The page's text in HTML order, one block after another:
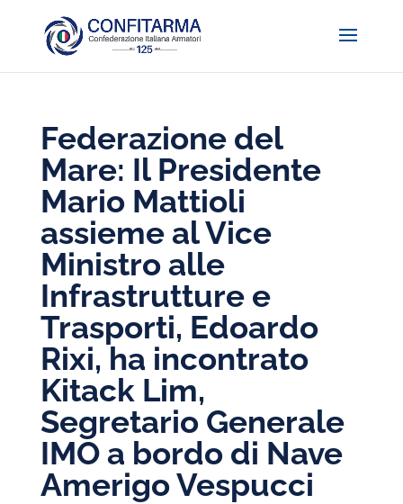
Federazione del
Mare: Il Presidente
Mario Mattioli
assieme al Vice
Ministro alle
Infrastrutture e
Trasporti, Edoardo
Rixi, ha incontrato
Kitack Lim,
Segretario Generale
IMO a bordo di Nave
Amerigo Vespucci